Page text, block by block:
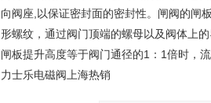
向阀座,以保证密封面的密封性。闸阀的闸
形螺纹，通过阀门顶端的螺母以及阀体上
闸板提升高度等于阀门通径的1：1倍时，
力士乐电磁阀上海热销